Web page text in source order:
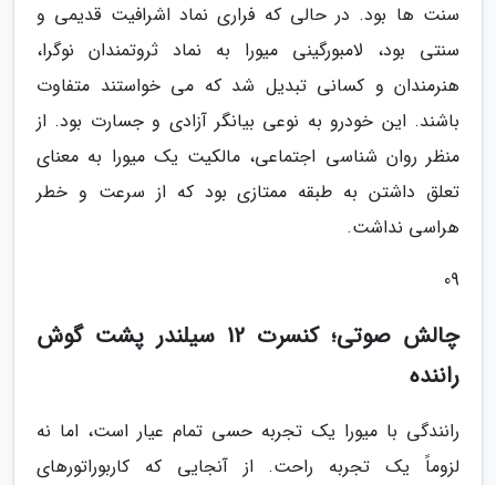
سنت ها بود. در حالی که فراری نماد اشرافیت قدیمی و
سنتی بود، لامبورگینی میورا به نماد ثروتمندان نوگرا،
هنرمندان و کسانی تبدیل شد که می خواستند متفاوت
باشند. این خودرو به نوعی بیانگر آزادی و جسارت بود. از
منظر روان شناسی اجتماعی، مالکیت یک میورا به معنای
تعلق داشتن به طبقه ممتازی بود که از سرعت و خطر
هراسی نداشت.
09
چالش صوتی؛ کنسرت 12 سیلندر پشت گوش
راننده
رانندگی با میورا یک تجربه حسی تمام عیار است، اما نه
لزوماً یک تجربه راحت. از آنجایی که کاربوراتورهای